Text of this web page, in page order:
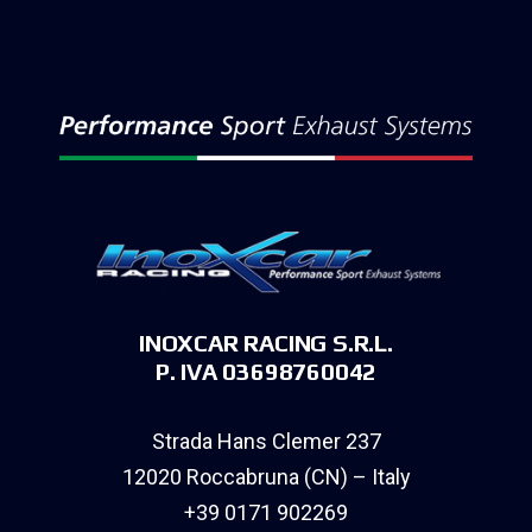
INOXCAR RACING S.R.L.
P. IVA 03698760042
Strada Hans Clemer 237
12020 Roccabruna (CN) – Italy
+39 0171 902269